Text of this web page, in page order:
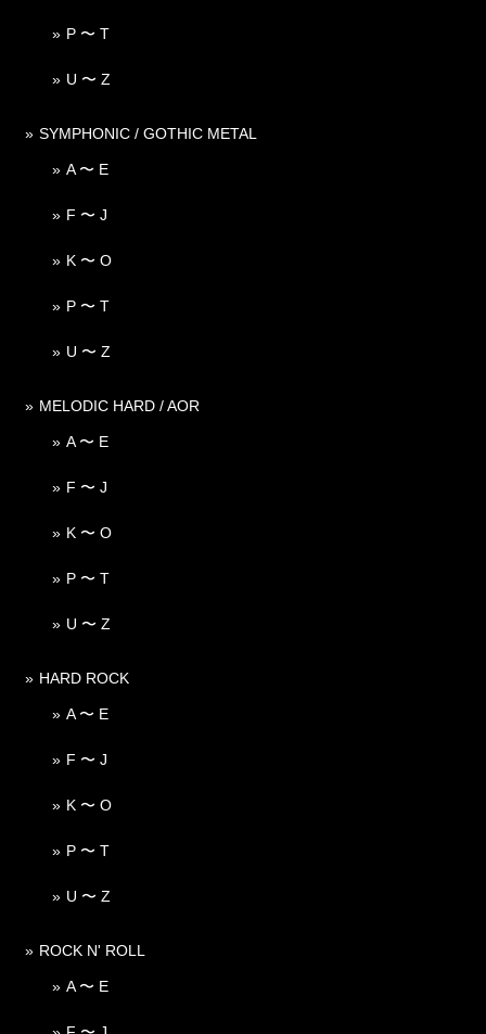
P 〜 T
U 〜 Z
SYMPHONIC / GOTHIC METAL
A 〜 E
F 〜 J
K 〜 O
P 〜 T
U 〜 Z
MELODIC HARD / AOR
A 〜 E
F 〜 J
K 〜 O
P 〜 T
U 〜 Z
HARD ROCK
A 〜 E
F 〜 J
K 〜 O
P 〜 T
U 〜 Z
ROCK N' ROLL
A 〜 E